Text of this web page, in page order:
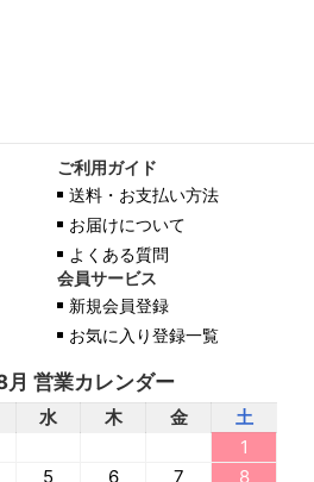
ご利用ガイド
送料・お支払い方法
お届けについて
よくある質問
会員サービス
新規会員登録
お気に入り登録一覧
営業カレンダー
水 木 金
土
1
5 6 7
8